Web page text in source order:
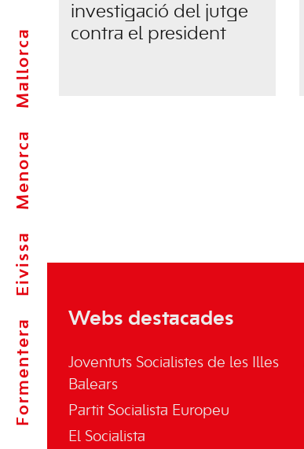
Formentera
Eivissa
Menorca
Mallorca
investigació del jutge
contra el president
Webs destacades
Joventuts Socialistes de les Illes
Balears
Partit Socialista Europeu
El Socialista